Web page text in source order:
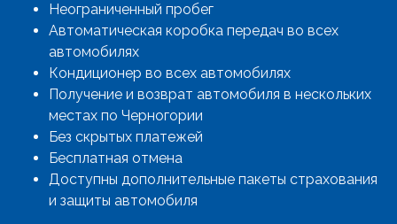
Неограниченный пробег
Автоматическая коробка передач во всех
автомобилях
Кондиционер во всех автомобилях
Получение и возврат автомобиля в нескольких
местах по Черногории
Без скрытых платежей
Бесплатная отмена
Доступны дополнительные пакеты страхования
и защиты автомобиля